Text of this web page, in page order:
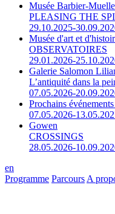
Musée Barbier-
PLEASING THE
29.10.2025-
Musée d'art et
OBSERVATOIRES
29.01.2026-
Galerie Salomon
L’antiquité dans la
07.05.2026-
Prochains
07.05.2026-
Gowen
CROSSINGS
28.05.2026-
en
Programme Parcours A